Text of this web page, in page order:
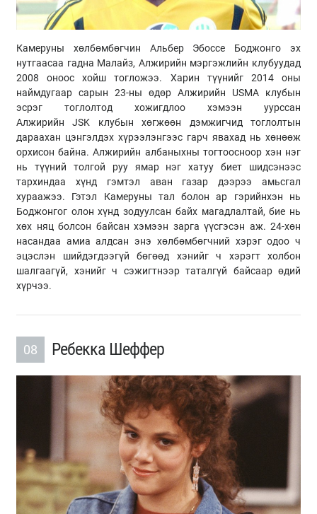
Камеруны хөлбөмбөгчин Альбер Эбоссе Боджонго эх
нутгаасаа гадна Малайз, Алжирийн мэргэжлийн клубуудад
2008 оноос хойш тогложээ. Харин түүнийг 2014 оны
наймдугаар сарын 23-ны өдөр Алжирийн USMA клубын
эсрэг тоглолтод хожигдлоо хэмээн уурссан
Алжирийн JSK клубын хөгжөөн дэмжигчид тоглолтын
дараахан цэнгэлдэх хүрээлэнгээс гарч явахад нь хөнөөж
орхисон байна. Алжирийн албаныхны тогтоосноор хэн нэг
нь түүний толгой руу ямар нэг хатуу биет шидсэнээс
тархиндаа хүнд гэмтэл аван газар дээрээ амьсгал
хураажээ. Гэтэл Камеруны тал болон ар гэрийнхэн нь
Боджонгог олон хүнд зодуулсан байх магадлалтай, бие нь
хөх няц болсон байсан хэмээн зарга үүсгэсэн аж. 24-хөн
насандаа амиа алдсан энэ хөлбөмбөгчний хэрэг одоо ч
эцэслэн шийдэгдээгүй бөгөөд хэнийг ч хэрэгт холбон
шалгаагүй, хэнийг ч сэжигтнээр таталгүй байсаар өдий
хүрчээ.
08 Ребекка Шеффер